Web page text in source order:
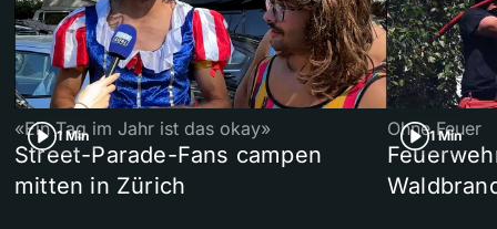
1 Min
«Ein Tag im Jahr ist das okay»
Street-Parade-Fans campen
mitten in Zürich
1 Min
Ohne Feuer